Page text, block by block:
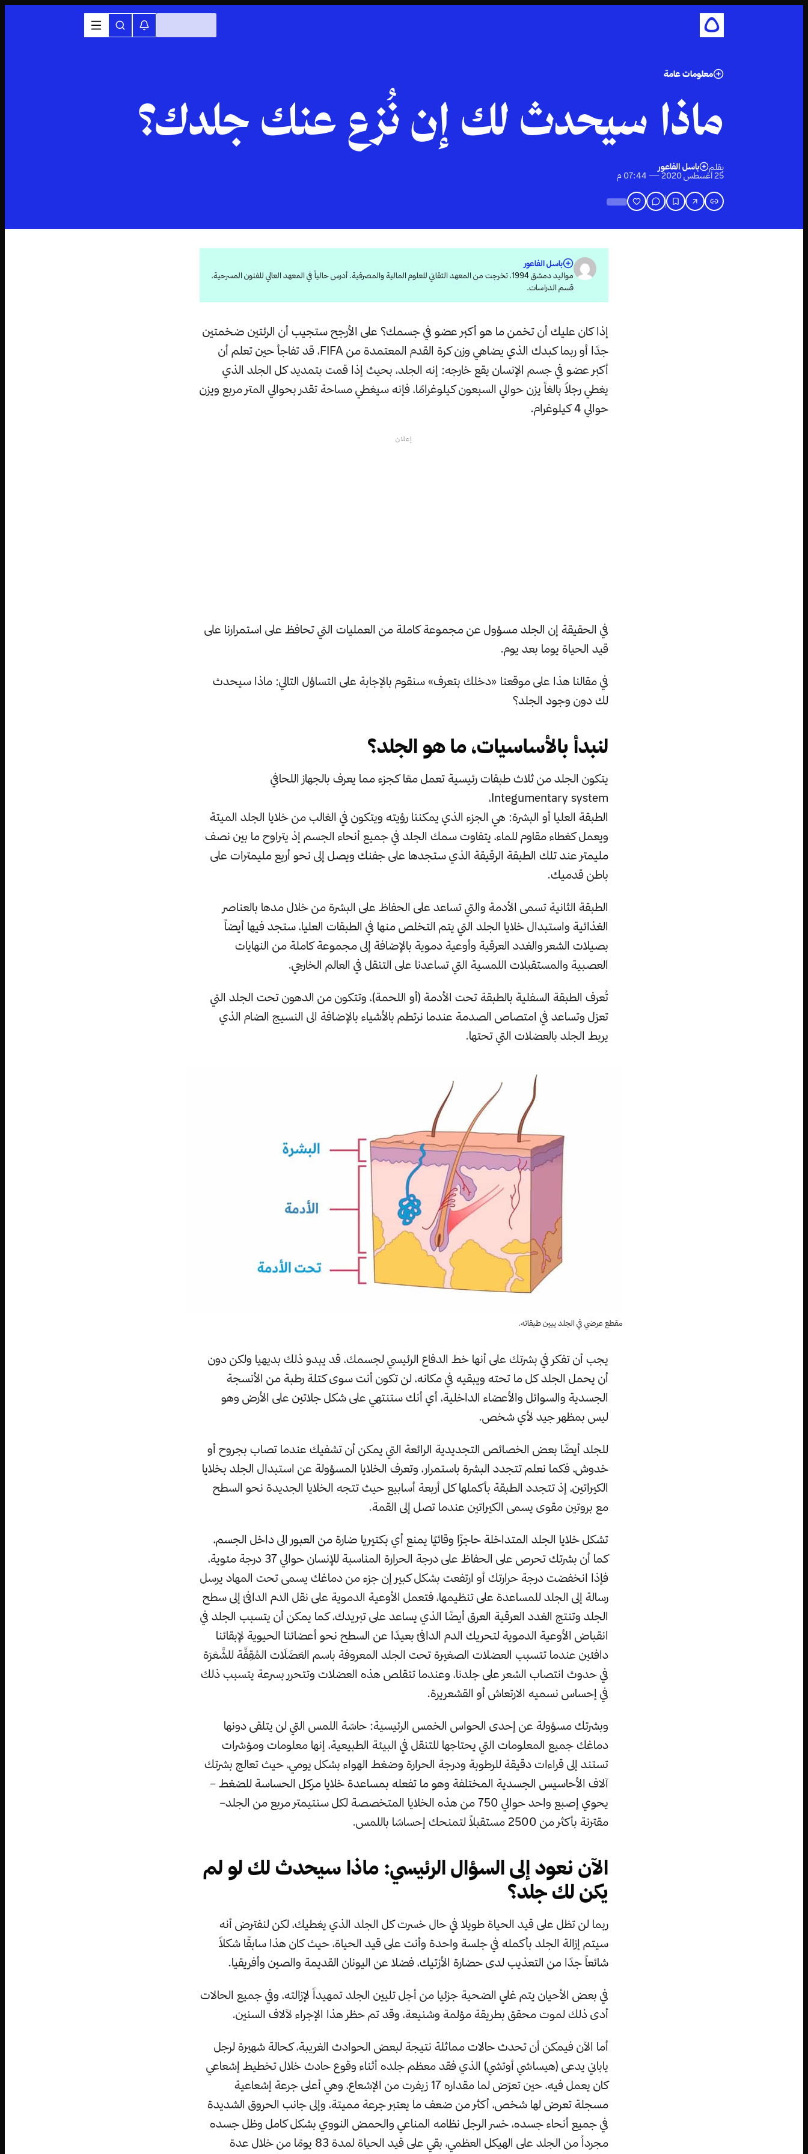
معلومات عامة
ماذا سيحدث لك إن نُزع عنك جلدك؟
بقلم
باسل الفاعور
25 أغسطس 2020 — 07:44 م
باسل الفاعور
مواليد دمشق 1994، تخرجت من المعهد التقاني للعلوم المالية والمصرفية. أدرس حالياً في المعهد العالي للفنون المسرحية،
قسم الدراسات.
إذا كان عليك أن تخمن ما هو أكبر عضو في جسمك؟ على الأرجح ستجيب أن الرئتين ضخمتين
جدًا أو ربما كبدك الذي يضاهي وزن كرة القدم المعتمدة من FIFA، قد تفاجأ حين تعلم أن
أكبر عضو في جسم الإنسان يقع خارجه: إنه الجلد، بحيث إذا قمت بتمديد كل الجلد الذي
يغطي رجلاً بالغاً يزن حوالي السبعون كيلوغرامًا​​، فإنه سيغطي مساحة تقدر بحوالي المتر مربع ويزن
حوالي 4 كيلوغرام.
إعلان
في الحقيقة إن الجلد مسؤول عن مجموعة كاملة من العمليات التي تحافظ على استمرارنا على
قيد الحياة يوما بعد يوم.
في مقالنا هذا على موقعنا «دخلك بتعرف» سنقوم بالإجابة على التساؤل التالي: ماذا سيحدث
لك دون وجود الجلد؟
لنبدأ بالأساسيات، ما هو الجلد؟
يتكون الجلد من ثلاث طبقات رئيسية تعمل معًا كجزء مما يعرف بالجهاز اللحافي
Integumentary system،
الطبقة العليا أو البشرة: هي الجزء الذي يمكننا رؤيته ويتكون في الغالب من خلايا الجلد الميتة
ويعمل كغطاء مقاوم للماء، يتفاوت سمك الجلد في جميع أنحاء الجسم إذ يتراوح ما بين نصف
مليمتر عند تلك الطبقة الرقيقة الذي ستجدها على جفنك ويصل إلى نحو أربع مليمترات على
باطن قدميك.
الطبقة الثانية تسمى الأدمة والتي تساعد على الحفاظ على البشرة من خلال مدها بالعناصر
الغذائية واستبدال خلايا الجلد التي يتم التخلص منها في الطبقات العليا، ستجد فيها أيضاً
بصيلات الشعر والغدد العرقية وأوعية دموية بالإضافة إلى مجموعة كاملة من النهايات
العصبية والمستقبلات اللمسية التي تساعدنا على التنقل في العالم الخارجي.
تُعرف الطبقة السفلية بالطبقة تحت الأدمة (أو اللحمة)، وتتكون من الدهون تحت الجلد التي
تعزل وتساعد في امتصاص الصدمة عندما نرتطم بالأشياء بالإضافة الى النسيج الضام الذي
يربط الجلد بالعضلات التي تحتها.
مقطع عرضي في الجلد يبين طبقاته.
يجب أن تفكر في بشرتك على أنها خط الدفاع الرئيسي لجسمك، قد يبدو ذلك بديهيا ولكن دون
أن يحمل الجلد كل ما تحته ويبقيه في مكانه، لن تكون أنت سوى كتلة رطبة من الأنسجة
الجسدية والسوائل والأعضاء الداخلية، أي أنك ستنتهي على شكل جلاتين على الأرض وهو
ليس بمظهر جيد لأي شخص.
للجلد أيضًا بعض الخصائص التجديدية الرائعة التي يمكن أن تشفيك عندما تصاب بجروح أو
خدوش، فكما نعلم تتجدد البشرة باستمرار، وتعرف الخلايا المسؤولة عن استبدال الجلد بخلايا
الكيراتين، إذ تتجدد الطبقة بأكملها كل أربعة أسابيع حيث تتجه الخلايا الجديدة نحو السطح
مع بروتين مقوى يسمى الكيراتين عندما تصل إلى القمة.
تشكل خلايا الجلد المتداخلة حاجزًا وقائيًا يمنع أي بكتيريا ضارة من العبور الى داخل الجسم،
كما أن بشرتك تحرص على الحفاظ على درجة الحرارة المناسبة للإنسان حوالي 37 درجة مئوية،
فإذا انخفضت درجة حرارتك أو ارتفعت بشكل كبير إن جزء من دماغك يسمى تحت المهاد يرسل
رسالة إلى الجلد للمساعدة على تنظيمها، فتعمل الأوعية الدموية على نقل الدم الدافئ إلى سطح
الجلد وتنتج الغدد العرقية العرق أيضًا الذي يساعد على تبريدك، كما يمكن أن يتسبب الجلد في
انقباض الأوعية الدموية لتحريك الدم الدافئ بعيدًا عن السطح نحو أعضائنا الحيوية لإبقائنا
دافئين عندما تتسبب العضلات الصغيرة تحت الجلد المعروفة باسم العَضَلَات المُقِفَّة للشَّعْرَة
في حدوث انتصاب الشعر على جلدنا، وعندما تتقلص هذه العضلات وتتحرر بسرعة يتسبب ذلك
في إحساس نسميه الارتعاش أو القشعريرة.
وبشرتك مسؤولة عن إحدى الحواس الخمس الرئيسية: حاسّة اللمس التي لن يتلقى دونها
دماغك جميع المعلومات التي يحتاجها للتنقل في البيئة الطبيعية، إنها معلومات ومؤشرات
تستند إلى قراءات دقيقة للرطوبة ودرجة الحرارة وضغط الهواء بشكل يومي، حيث تعالج بشرتك
آلاف الأحاسيس الجسدية المختلفة وهو ما تفعله بمساعدة خلايا مركل الحساسة للضغط –
يحوي إصبع واحد حوالي 750 من هذه الخلايا المتخصصة لكل سنتيمتر مربع من الجلد–
مقترنة بأكثر من 2500 مستقبلاً لتمنحك إحساسًا باللمس.
الآن نعود إلى السؤال الرئيسي: ماذا سيحدث لك لو لم
يكن لك جلد؟
ربما لن تظل على قيد الحياة طويلا في حال خسرت كل الجلد الذي يغطيك، لكن لنفترض أنه
سيتم إزالة الجلد بأكمله في جلسة واحدة وأنت على قيد الحياة، حيث كان هذا سابقًا شكلاً
شائعاً جدًا من التعذيب لدى حضارة الأزتيك، فضلا عن اليونان القديمة والصين وأفريقيا.
في بعض الأحيان يتم غلي الضحية جزئيا من أجل تليين الجلد تمهيداً لإزالته، وفي جميع الحالات
أدى ذلك لموت محقق بطريقة مؤلمة وشنيعة، وقد تم حظر هذا الإجراء لآلاف السنين.
أما الآن فيمكن أن تحدث حالات مماثلة نتيجة لبعض الحوادث الغريبة، كحالة شهيرة لرجل
ياباني يدعى (هيساشي أوتشي) الذي فقد معظم جلده أثناء وقوع حادث خلال تخطيط إشعاعي
كان يعمل فيه، حين تعرّض لما مقداره 17 زيفرت من الإشعاع، وهي أعلى جرعة إشعاعية
مسجلة تعرض لها شخص، أكثر من ضعف ما يعتبر جرعة مميتة، وإلى جانب الحروق الشديدة
في جميع أنحاء جسده، خسر الرجل نظامه المناعي والحمض النووي بشكل كامل وظل جسده
مجرداُ من الجلد على الهيكل العظمي، بقي على قيد الحياة لمدة 83 يومًا من خلال عدة